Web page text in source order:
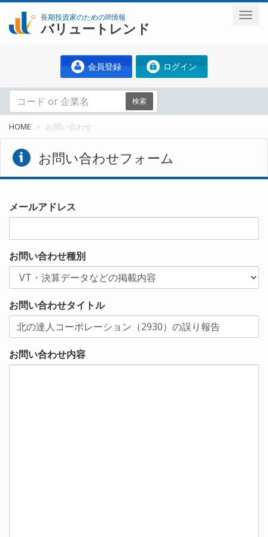
長期投資家のためのIR情報
バリュートレンド
会員登録 ログイン
検索
HOME お問い合わせ
お問い合わせフォーム
メールアドレス
お問い合わせ種別
お問い合わせタイトル
お問い合わせ内容